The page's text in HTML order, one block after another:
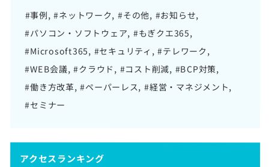
#事例 #ネットワーク #その他 #お知らせ
#パソコン・ソフトウェア #もぎクエ365
#Microsoft365 #セキュリティ #テレワーク
#WEB会議 #クラウド #コスト削減 #BCP対策
#働き方改革 #ペーパーレス #経営・マネジメント
#セミナー
アクセスランキング